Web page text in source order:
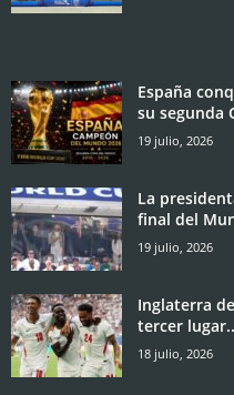
España
su segunda
19 julio, 2026
La
final del
19 julio, 2026
Inglaterra
tercer
18 julio, 2026